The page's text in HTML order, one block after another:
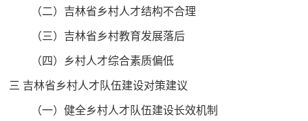
（二）吉林省乡村人才结构不合理
（三）吉林省乡村教育发展落后
（四）乡村人才综合素质偏低
三 吉林省乡村人才队伍建设对策建议
（一）健全乡村人才队伍建设长效机制